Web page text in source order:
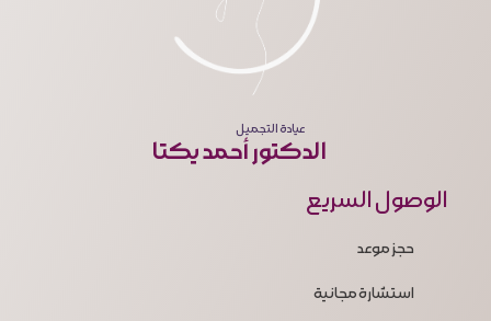
عيادة التجميل
الدكتور أحمد يكتا
الوصول السريع
حجز موعد
استشارة مجانية